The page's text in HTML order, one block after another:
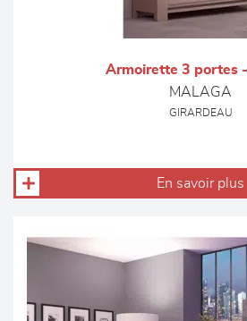
Armoirette 3 portes
MALAGA
GIRARDEAU
En savoir plus